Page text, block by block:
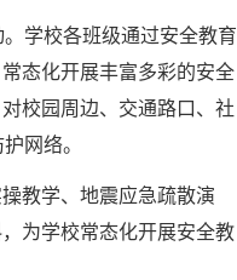
学校各班级通过安全教育
态化开展丰富多彩的安全
校园周边、交通路口、社
网络。
教学、地震应急疏散演
为学校常态化开展安全教